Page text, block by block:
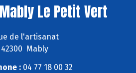
Le Petit Vert
de l'artisanat
42300 Mably
:04 77 18 00 32